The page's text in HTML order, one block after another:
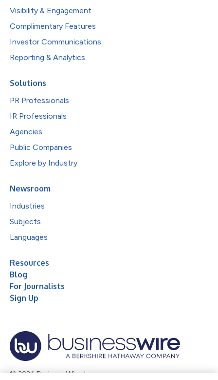
Visibility & Engagement
Complimentary Features
Investor Communications
Reporting & Analytics
Solutions
PR Professionals
IR Professionals
Agencies
Public Companies
Explore by Industry
Newsroom
Industries
Subjects
Languages
Resources
Blog
For Journalists
Sign Up
© 2026 Business Wire, Inc.